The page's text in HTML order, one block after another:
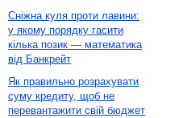
Сніжна куля проти лавини:
у якому порядку гасити
кілька позик — математика
від Банкрейт
Як правильно розрахувати
суму кредиту, щоб не
перевантажити свій бюджет